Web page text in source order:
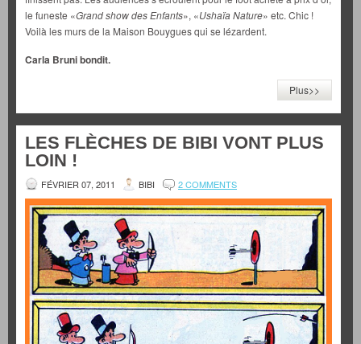
le funeste «Grand show des Enfants», «Ushaïa Nature» etc. Chic !
Voilà les murs de la Maison Bouygues qui se lézardent.
Carla Bruni bondit.
Plus>>
LES FLÈCHES DE BIBI VONT PLUS
LOIN !
FÉVRIER 07, 2011 BIBI 2 COMMENTS